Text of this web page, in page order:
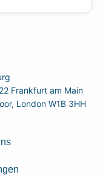
Frankfurt am Main
London W1B 3HH